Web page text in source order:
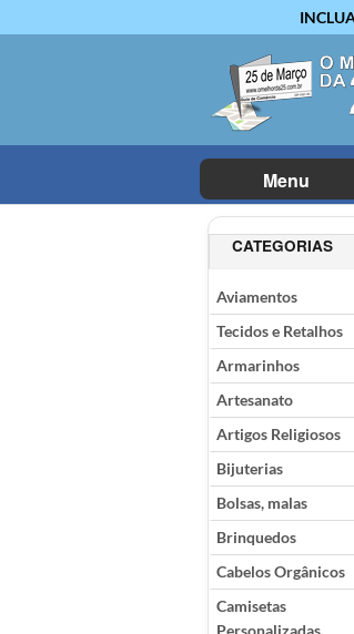
Menu
CATEGORIAS
Aviamentos
Tecidos e Retalhos
Armarinhos
Artesanato
Artigos Religiosos
Bijuterias
Bolsas, malas
Brinquedos
Cabelos Orgânicos
Camisetas
Personalizadas